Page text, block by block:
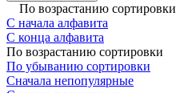
По возрастанию сортировки
С начала алфавита
С конца алфавита
По возрастанию сортировки
По убыванию сортировки
Сначала непопулярные